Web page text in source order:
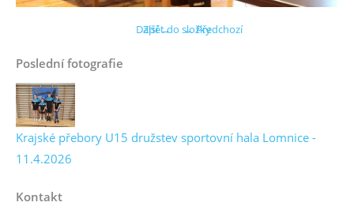
← Předchozí
Další →
Zpět do složky
Poslední fotografie
Krajské přebory U15 družstev sportovní hala Lomnice -
11.4.2026
Kontakt